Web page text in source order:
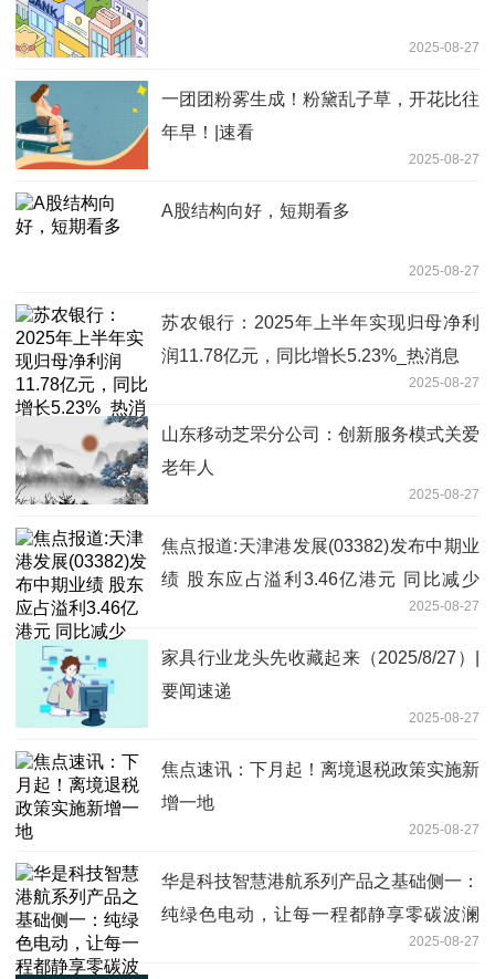
2025-08-27
一团团粉雾生成！粉黛乱子草，开花比往
年早！|速看
2025-08-27
A股结构向好，短期看多
2025-08-27
苏农银行：2025年上半年实现归母净利
润11.78亿元，同比增长5.23%_热消息
2025-08-27
山东移动芝罘分公司：创新服务模式关爱
老年人
2025-08-27
焦点报道:天津港发展(03382)发布中期业
绩 股东应占溢利3.46亿港元 同比减少
2025-08-27
家具行业龙头先收藏起来（2025/8/27）|
要闻速递
2025-08-27
焦点速讯：下月起！离境退税政策实施新
增一地
2025-08-27
华是科技智慧港航系列产品之基础侧一：
纯绿色电动，让每一程都静享零碳波澜
2025-08-27